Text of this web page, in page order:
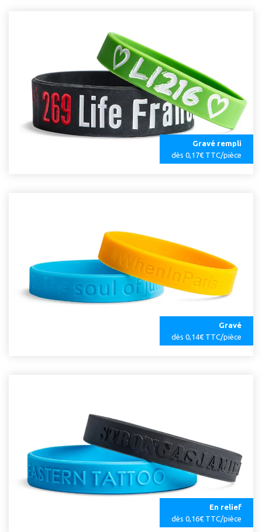
Gravé rempli
dès 0,17€ TTC/pièce
Gravé
dès 0,14€ TTC/pièce
En relief
dès 0,16€ TTC/pièce